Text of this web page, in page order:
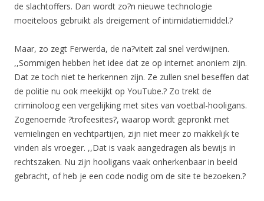
de slachtoffers. Dan wordt zo?n nieuwe technologie
moeiteloos gebruikt als dreigement of intimidatiemiddel.?
Maar, zo zegt Ferwerda, de na?viteit zal snel verdwijnen.
,,Sommigen hebben het idee dat ze op internet anoniem zijn.
Dat ze toch niet te herkennen zijn. Ze zullen snel beseffen dat
de politie nu ook meekijkt op YouTube.? Zo trekt de
criminoloog een vergelijking met sites van voetbal-hooligans.
Zogenoemde ?trofeesites?, waarop wordt gepronkt met
vernielingen en vechtpartijen, zijn niet meer zo makkelijk te
vinden als vroeger. ,,Dat is vaak aangedragen als bewijs in
rechtszaken. Nu zijn hooligans vaak onherkenbaar in beeld
gebracht, of heb je een code nodig om de site te bezoeken.?